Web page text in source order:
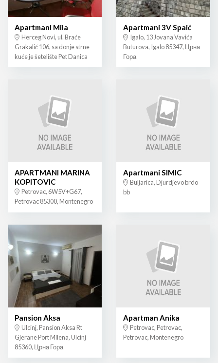
Apartmani Mila
Herceg Novi, ul. Braće
Grakalić 106, sa donje strne
kuće je šetelište Pet Danica
Apartmani 3V Spaić
Igalo, 13 Jovana Vavića
Buturova, Igalo 85347, Црна
Гора
APARTMANI MARINA
KOPITOVIC
Petrovac, 6W5V+G67,
Petrovac 85300, Montenegro
Apartmani SIMIC
Buljarica, Djurdjevo brdo
bb
Pansion Aksa
Ulcinj, Pansion Aksa Rt
Gjerane Port Milena, Ulcinj
85360, Црна Гора
Apartman Anika
Petrovac, Petrovac,
Petrovac, Montenegro